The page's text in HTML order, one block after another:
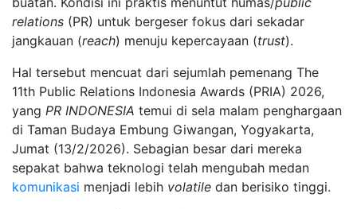
relations (PR) untuk bergeser fokus dari sekadar
jangkauan (reach) menuju kepercayaan (trust).
Hal tersebut mencuat dari sejumlah pemenang The
11th Public Relations Indonesia Awards (PRIA) 2026,
yang PR INDONESIA temui di sela malam penghargaan
di Taman Budaya Embung Giwangan, Yogyakarta,
Jumat (13/2/2026). Sebagian besar dari mereka
sepakat bahwa teknologi telah mengubah medan
komunikasi menjadi lebih volatile dan berisiko tinggi.